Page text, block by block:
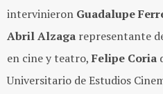
intervinieron Guadalupe
Abril Alzaga representante
en cine y teatro, Felipe Coria
Universitario de Estudios